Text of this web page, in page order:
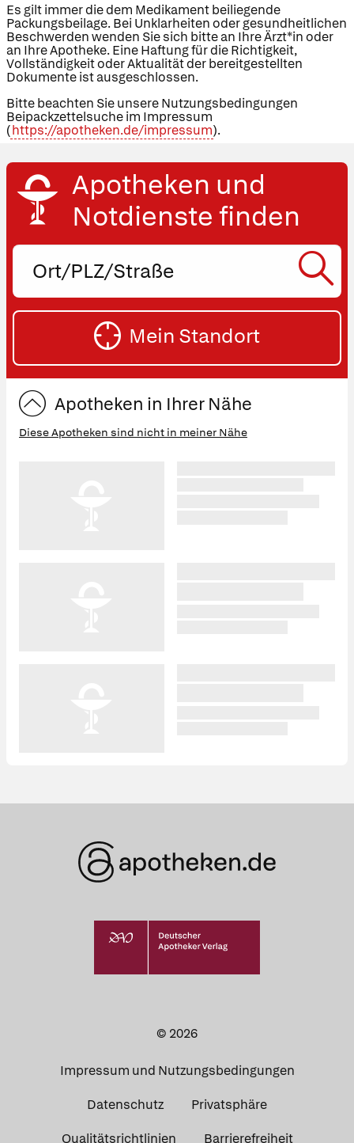
Es gilt immer die dem Medikament beiliegende
Packungsbeilage. Bei Unklarheiten oder gesundheitlichen
Beschwerden wenden Sie sich bitte an Ihre Ärzt*in oder
an Ihre Apotheke. Eine Haftung für die Richtigkeit,
Vollständigkeit oder Aktualität der bereitgestellten
Dokumente ist ausgeschlossen.
Bitte beachten Sie unsere Nutzungsbedingungen
Beipackzettelsuche im Impressum
(https://apotheken.de/impressum).
Apotheken und
Notdienste finden
Ort,
oder
Straße
Mein Standort
Apotheken in Ihrer Nähe
Diese Apotheken sind nicht in meiner Nähe
© 2026
Impressum und Nutzungsbedingungen
Datenschutz Privatsphäre
Qualitätsrichtlinien Barrierefreiheit